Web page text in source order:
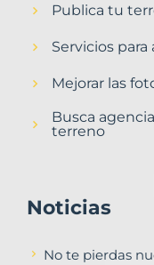
Publica tu
Servicios
Mejorar las
Busca
terreno
Noticias
No te pierdas